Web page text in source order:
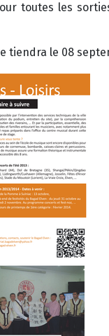
toutes les
tiendra le 08